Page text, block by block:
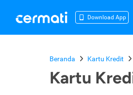
Download App
Beranda Kartu Kredit
Kartu